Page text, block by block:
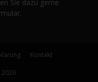
Sie dazu gerne
Kontakt